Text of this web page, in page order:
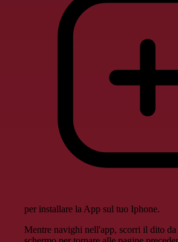
per installare la App sul tuo Iphone.
Mentre navighi nell'app, scorri il dito da